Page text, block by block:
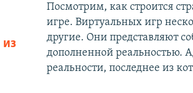
Посмотрим, как строится
игре. Виртуальных игр
другие. Они представляют
дополненной реальностью.
реальности, последнее из